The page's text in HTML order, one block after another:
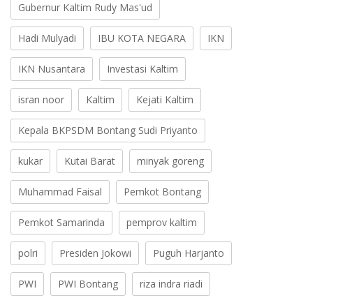
Gubernur Kaltim Rudy Mas'ud
Hadi Mulyadi IBU KOTA NEGARA IKN
IKN Nusantara Investasi Kaltim
isran noor Kaltim Kejati Kaltim
Kepala BKPSDM Bontang Sudi Priyanto
kukar Kutai Barat minyak goreng
Muhammad Faisal Pemkot Bontang
Pemkot Samarinda pemprov kaltim
polri Presiden Jokowi Puguh Harjanto
PWI PWI Bontang riza indra riadi